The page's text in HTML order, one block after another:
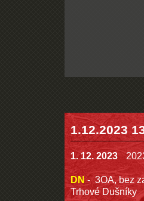
1.12.2023
1. 12. 2023
DN - 3OA, bez
Trhové Dušníky